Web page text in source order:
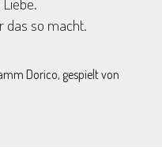
das so macht.
Dorico, gespielt von